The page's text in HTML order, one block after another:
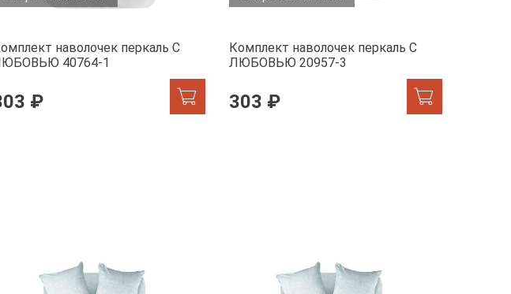
наволочек перкаль С
40764-1
₽
Комплект наволочек перкаль С
ЛЮБОВЬЮ 20957-3
303 ₽